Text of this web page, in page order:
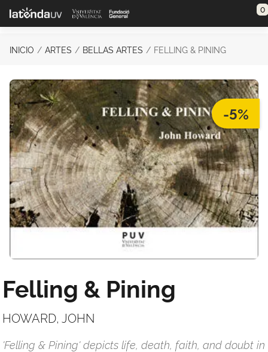
Saltar al contenido principal 0
INICIO ARTES BELLAS ARTES FELLING & PINING
-5%
Felling & Pining
HOWARD, JOHN
'Felling & Pining' depicts life, death, faith, and doubt in